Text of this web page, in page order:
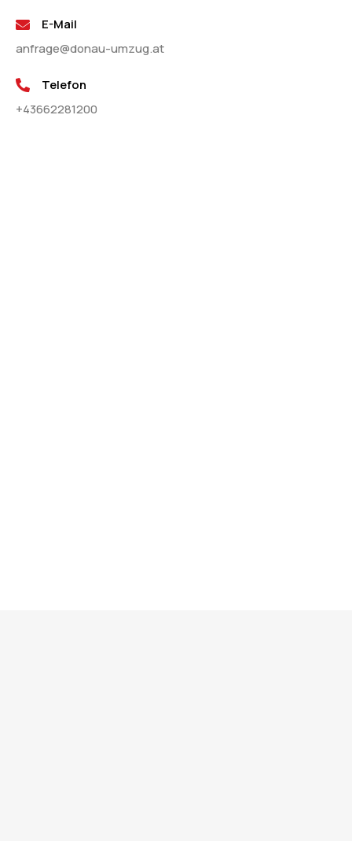
E-Mail
anfrage@donau-umzug.at
Telefon
+43662281200